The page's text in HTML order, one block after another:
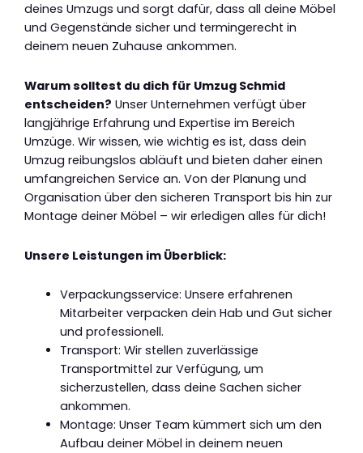
deines Umzugs und sorgt dafür, dass all deine Möbel
und Gegenstände sicher und termingerecht in
deinem neuen Zuhause ankommen.
Warum solltest du dich für Umzug Schmid
entscheiden? Unser Unternehmen verfügt über
langjährige Erfahrung und Expertise im Bereich
Umzüge. Wir wissen, wie wichtig es ist, dass dein
Umzug reibungslos abläuft und bieten daher einen
umfangreichen Service an. Von der Planung und
Organisation über den sicheren Transport bis hin zur
Montage deiner Möbel – wir erledigen alles für dich!
Unsere Leistungen im Überblick:
Verpackungsservice: Unsere erfahrenen
Mitarbeiter verpacken dein Hab und Gut sicher
und professionell.
Transport: Wir stellen zuverlässige
Transportmittel zur Verfügung, um
sicherzustellen, dass deine Sachen sicher
ankommen.
Montage: Unser Team kümmert sich um den
Aufbau deiner Möbel in deinem neuen